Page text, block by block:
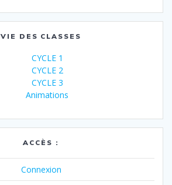
VIE DES CLASSES
CYCLE 1
CYCLE 2
CYCLE 3
Animations
ACCÈS :
Connexion